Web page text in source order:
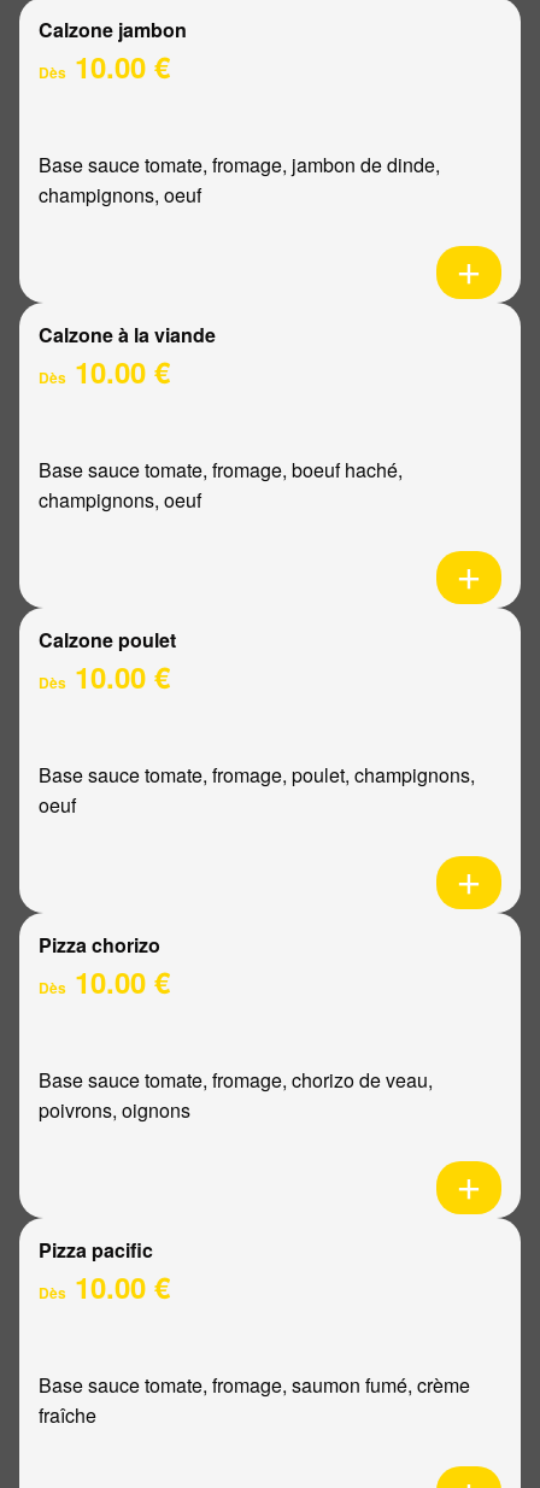
Calzone jambon
Dès 10.00 €
Base sauce tomate, fromage, jambon de dinde,
champignons, oeuf
Calzone à la viande
Dès 10.00 €
Base sauce tomate, fromage, boeuf haché,
champignons, oeuf
Calzone poulet
Dès 10.00 €
Base sauce tomate, fromage, poulet, champignons,
oeuf
Pizza chorizo
Dès 10.00 €
Base sauce tomate, fromage, chorizo de veau,
poivrons, oignons
Pizza pacific
Dès 10.00 €
Base sauce tomate, fromage, saumon fumé, crème
fraîche